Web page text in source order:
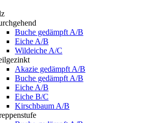
Buche gedämpft A/B
Eiche A/B
Wildeiche A/C
Akazie gedämpft A/B
Buche gedämpft A/B
Eiche A/B
Eiche B/C
Kirschbaum A/B